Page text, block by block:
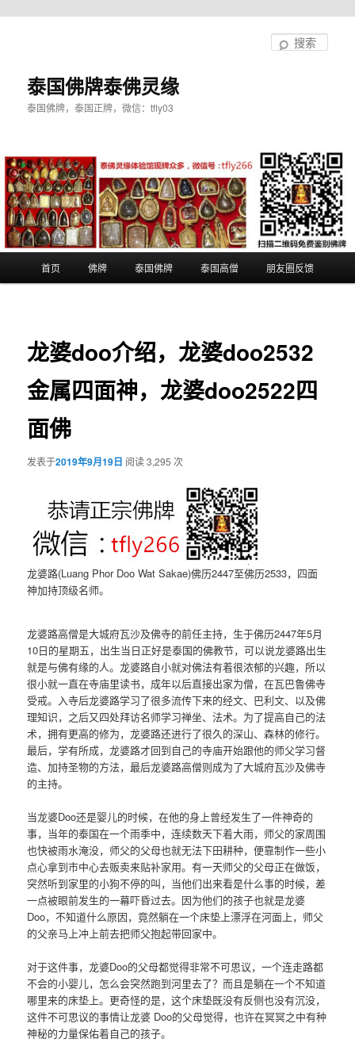
泰国佛牌泰佛灵缘
泰国佛牌，泰国正牌，微信：tfly03
首页 佛牌 泰国佛牌 泰国高僧 朋友圈反馈
龙婆doo介绍，龙婆doo2532
金属四面神，龙婆doo2522四
面佛
发表于2019年9月19日 阅读 3,295 次
龙婆路(Luang Phor Doo Wat Sakae)佛历2447至佛历2533，四面
神加持顶级名师。
龙婆路高僧是大城府瓦沙及佛寺的前任主持，生于佛历2447年5月
10日的星期五，出生当日正好是泰国的佛教节，可以说龙婆路出生
就是与佛有缘的人。龙婆路自小就对佛法有着很浓郁的兴趣，所以
很小就一直在寺庙里读书，成年以后直接出家为僧，在瓦巴鲁佛寺
受戒。入寺后龙婆路学习了很多流传下来的经文、巴利文、以及佛
理知识，之后又四处拜访名师学习禅坐、法术。为了提高自己的法
术，拥有更高的修为，龙婆路还进行了很久的深山、森林的修行。
最后，学有所成，龙婆路才回到自己的寺庙开始跟他的师父学习督
造、加持圣物的方法，最后龙婆路高僧则成为了大城府瓦沙及佛寺
的主持。
当龙婆Doo还是婴儿的时候，在他的身上曾经发生了一件神奇的
事，当年的泰国在一个雨季中，连续数天下着大雨，师父的家周围
也快被雨水淹没，师父的父母也就无法下田耕种，便靠制作一些小
点心拿到市中心去贩卖来贴补家用。有一天师父的父母正在做饭，
突然听到家里的小狗不停的叫，当他们出来看是什么事的时候，差
一点被眼前发生的一幕吓昏过去。因为他们的孩子也就是龙婆
Doo，不知道什么原因，竟然躺在一个床垫上漂浮在河面上，师父
的父亲马上冲上前去把师父抱起带回家中。
对于这件事，龙婆Doo的父母都觉得非常不可思议，一个连走路都
不会的小婴儿，怎么会突然跑到河里去了？而且是躺在一个不知道
哪里来的床垫上。更奇怪的是，这个床垫既没有反侧也没有沉没，
这件不可思议的事情让龙婆 Doo的父母觉得，也许在冥冥之中有种
神秘的力量保佑着自己的孩子。